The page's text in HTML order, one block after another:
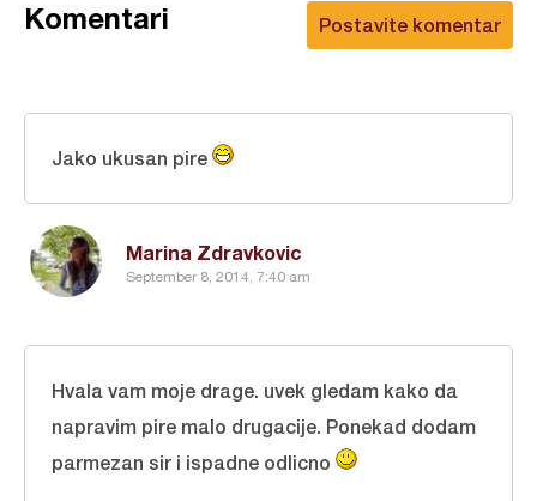
Postavite komentar
Komentari
Marina Zdravkovic
September 8, 2014, 7:40 am
Jako ukusan pire
Hvala vam moje drage. uvek gledam kako da
napravim pire malo drugacije. Ponekad dodam
parmezan sir i ispadne odlicno